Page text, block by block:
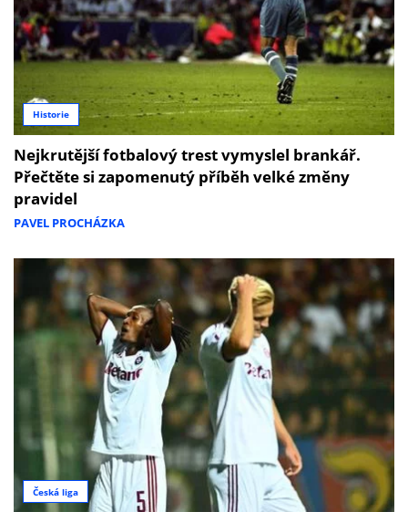
Historie
Nejkrutější fotbalový trest vymyslel brankář.
Přečtěte si zapomenutý příběh velké změny
pravidel
PAVEL PROCHÁZKA
Česká liga